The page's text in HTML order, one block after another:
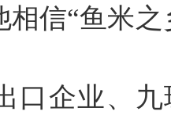
相信“鱼米
企业、九